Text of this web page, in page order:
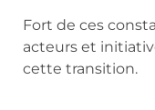
Fort de ces
acteurs et
cette transition.